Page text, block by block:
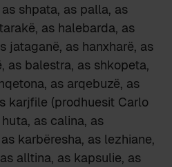
shpata, as palla, as
as halebarda, as
jataganë, as hanxharë, as
as balestra, as shkopeta,
as arqebuzë, as
karjfile (prodhuesit Carlo
as calina, as
karbëresha, as lezhiane,
alltina, as kapsulie, as